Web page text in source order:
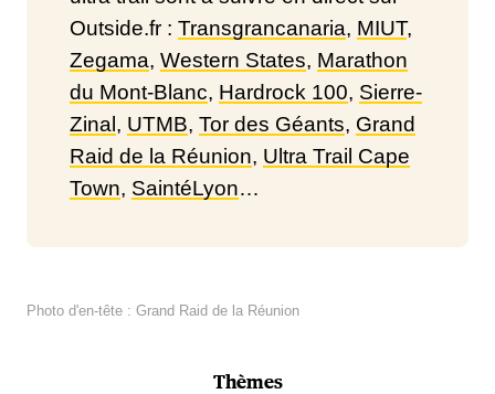
Outside.fr : Transgrancanaria, MIUT,
Zegama, Western States, Marathon
du Mont-Blanc, Hardrock 100, Sierre-
Zinal , UTMB, Tor des Géants, Grand
Raid de la Réunion, Ultra Trail Cape
Town, SaintéLyon…
Photo d'en-tête : Grand Raid de la Réunion
Thèmes